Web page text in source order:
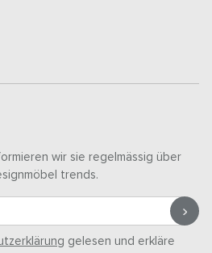
wir sie regelmässig über
trends.
gelesen und erkläre